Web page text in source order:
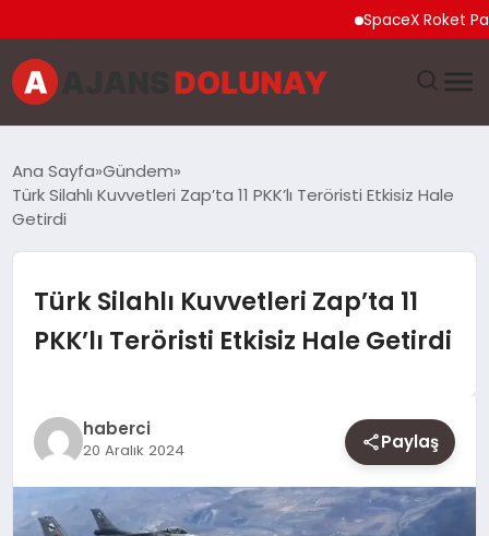
SpaceX Roket
EĞITIM
MAGAZIN
SAĞLIK
Ana Sayfa Gündem
Türk Silahlı Kuvvetleri Zap’ta 11 PKK’lı Teröristi Etkisiz Hale
Getirdi
Türk Silahlı Kuvvetleri Zap’ta 11
PKK’lı Teröristi Etkisiz Hale Getirdi
haberci
20 Aralık 2024 Paylaş